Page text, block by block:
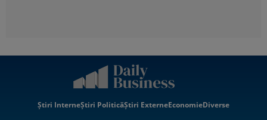
Știri InterneȘtiri PoliticăȘtiri ExterneEconomieDiverse